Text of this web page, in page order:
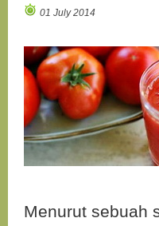
01 July 2014
Menurut sebuah